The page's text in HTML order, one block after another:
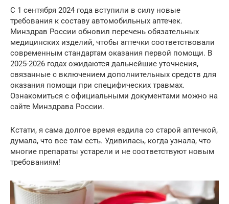
С 1 сентября 2024 года вступили в силу новые
требования к составу автомобильных аптечек.
Минздрав России обновил перечень обязательных
медицинских изделий, чтобы аптечки соответствовали
современным стандартам оказания первой помощи. В
2025-2026 годах ожидаются дальнейшие уточнения,
связанные с включением дополнительных средств для
оказания помощи при специфических травмах.
Ознакомиться с официальными документами можно на
сайте Минздрава России.
Кстати, я сама долгое время ездила со старой аптечкой,
думала, что все там есть. Удивилась, когда узнала, что
многие препараты устарели и не соответствуют новым
требованиям!